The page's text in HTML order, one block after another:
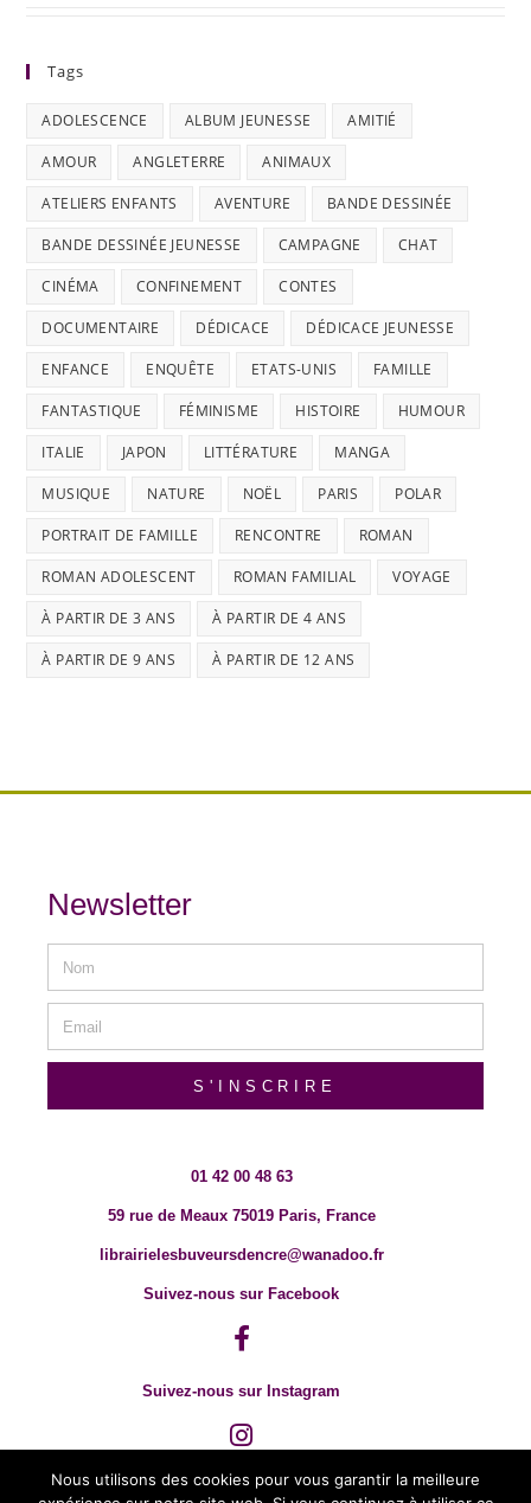
Tags
ADOLESCENCE ALBUM JEUNESSE AMITIÉ
AMOUR ANGLETERRE ANIMAUX
ATELIERS ENFANTS AVENTURE BANDE DESSINÉE
BANDE DESSINÉE JEUNESSE CAMPAGNE CHAT
CINÉMA CONFINEMENT CONTES
DOCUMENTAIRE DÉDICACE DÉDICACE JEUNESSE
ENFANCE ENQUÊTE ETATS-UNIS FAMILLE
FANTASTIQUE FÉMINISME HISTOIRE HUMOUR
ITALIE JAPON LITTÉRATURE MANGA
MUSIQUE NATURE NOËL PARIS POLAR
PORTRAIT DE FAMILLE RENCONTRE ROMAN
ROMAN ADOLESCENT ROMAN FAMILIAL VOYAGE
À PARTIR DE 3 ANS À PARTIR DE 4 ANS
À PARTIR DE 9 ANS À PARTIR DE 12 ANS
Newsletter
S'INSCRIRE
01 42 00 48 63
59 rue de Meaux 75019 Paris, France
librairielesbuveursdencre@wanadoo.fr
Suivez-nous sur Facebook
Suivez-nous sur Instagram
Nous utilisons des cookies pour vous garantir la meilleure